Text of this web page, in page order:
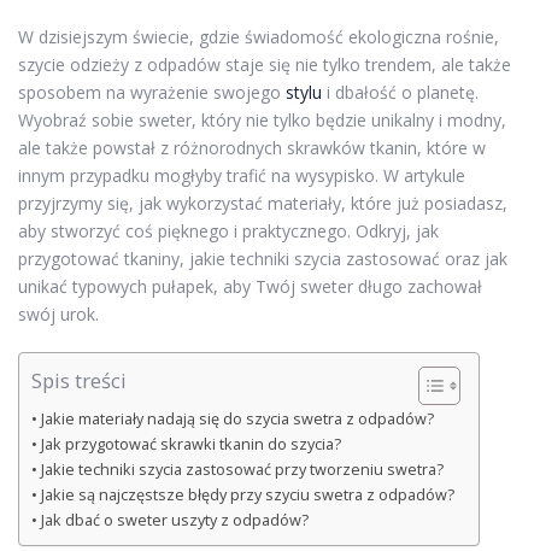
W dzisiejszym świecie, gdzie świadomość ekologiczna rośnie,
szycie odzieży z odpadów staje się nie tylko trendem, ale także
sposobem na wyrażenie swojego stylu i dbałość o planetę.
Wyobraź sobie sweter, który nie tylko będzie unikalny i modny,
ale także powstał z różnorodnych skrawków tkanin, które w
innym przypadku mogłyby trafić na wysypisko. W artykule
przyjrzymy się, jak wykorzystać materiały, które już posiadasz,
aby stworzyć coś pięknego i praktycznego. Odkryj, jak
przygotować tkaniny, jakie techniki szycia zastosować oraz jak
unikać typowych pułapek, aby Twój sweter długo zachował
swój urok.
Spis treści
Jakie materiały nadają się do szycia swetra z odpadów?
Jak przygotować skrawki tkanin do szycia?
Jakie techniki szycia zastosować przy tworzeniu swetra?
Jakie są najczęstsze błędy przy szyciu swetra z odpadów?
Jak dbać o sweter uszyty z odpadów?